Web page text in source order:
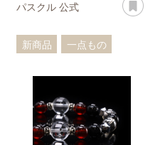
パスクル 公式
新商品
一点もの